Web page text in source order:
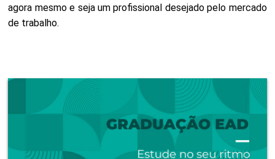
agora mesmo e seja um profissional desejado pelo mercado
de trabalho.